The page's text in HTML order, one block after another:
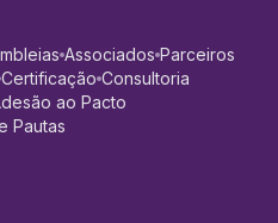
Associados Parceiros
Certificação Consultoria
ao Pacto
Pautas